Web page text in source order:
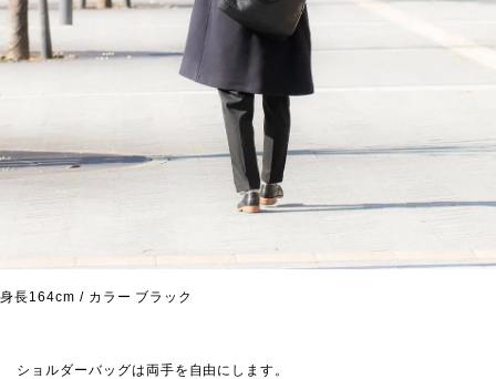
身長164cm / カラー ブラック
ショルダーバッグは両手を自由にします。